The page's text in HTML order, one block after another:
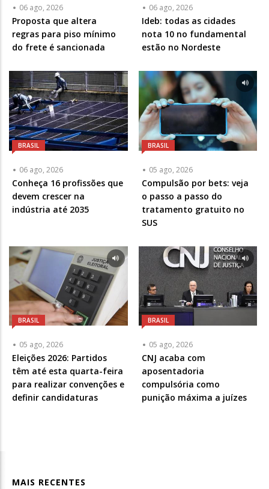
06 ago, 2026
Proposta que altera
regras para piso mínimo
do frete é sancionada
06 ago, 2026
Ideb: todas as cidades
nota 10 no fundamental
estão no Nordeste
BRASIL
06 ago, 2026
Conheça 16 profissões que
devem crescer na
indústria até 2035
BRASIL
05 ago, 2026
Compulsão por bets: veja
o passo a passo do
tratamento gratuito no
SUS
BRASIL
05 ago, 2026
Eleições 2026: Partidos
têm até esta quarta-feira
para realizar convenções e
definir candidaturas
BRASIL
05 ago, 2026
CNJ acaba com
aposentadoria
compulsória como
punição máxima a juízes
MAIS RECENTES